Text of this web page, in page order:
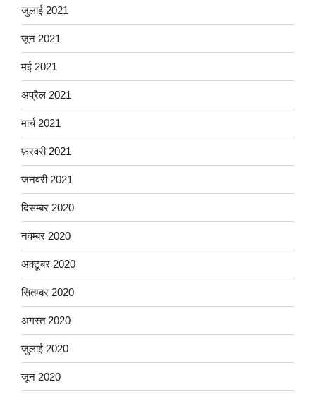
जुलाई 2021
जून 2021
मई 2021
अप्रैल 2021
मार्च 2021
फ़रवरी 2021
जनवरी 2021
दिसम्बर 2020
नवम्बर 2020
अक्टूबर 2020
सितम्बर 2020
अगस्त 2020
जुलाई 2020
जून 2020